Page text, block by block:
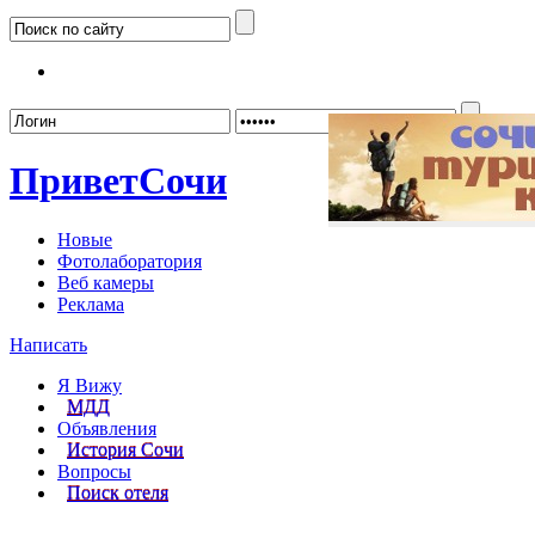
ПриветСочи
Новые
Фотолаборатория
Веб камеры
Реклама
Написать
Я Вижу
МДД
Объявления
История Сочи
Вопросы
Поиск отеля